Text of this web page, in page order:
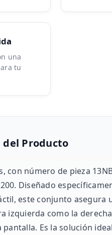
una
tu
del Producto
con número de pieza
Diseñado
este conjunto asegura
izquierda como la
Es la solución